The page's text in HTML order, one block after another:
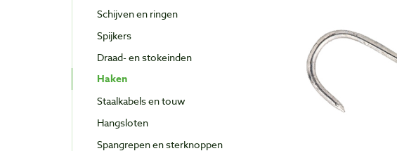
Schijven en ringen
Spijkers
Draad- en stokeinden
Haken
Staalkabels en touw
Hangsloten
Spangrepen en sterknoppen